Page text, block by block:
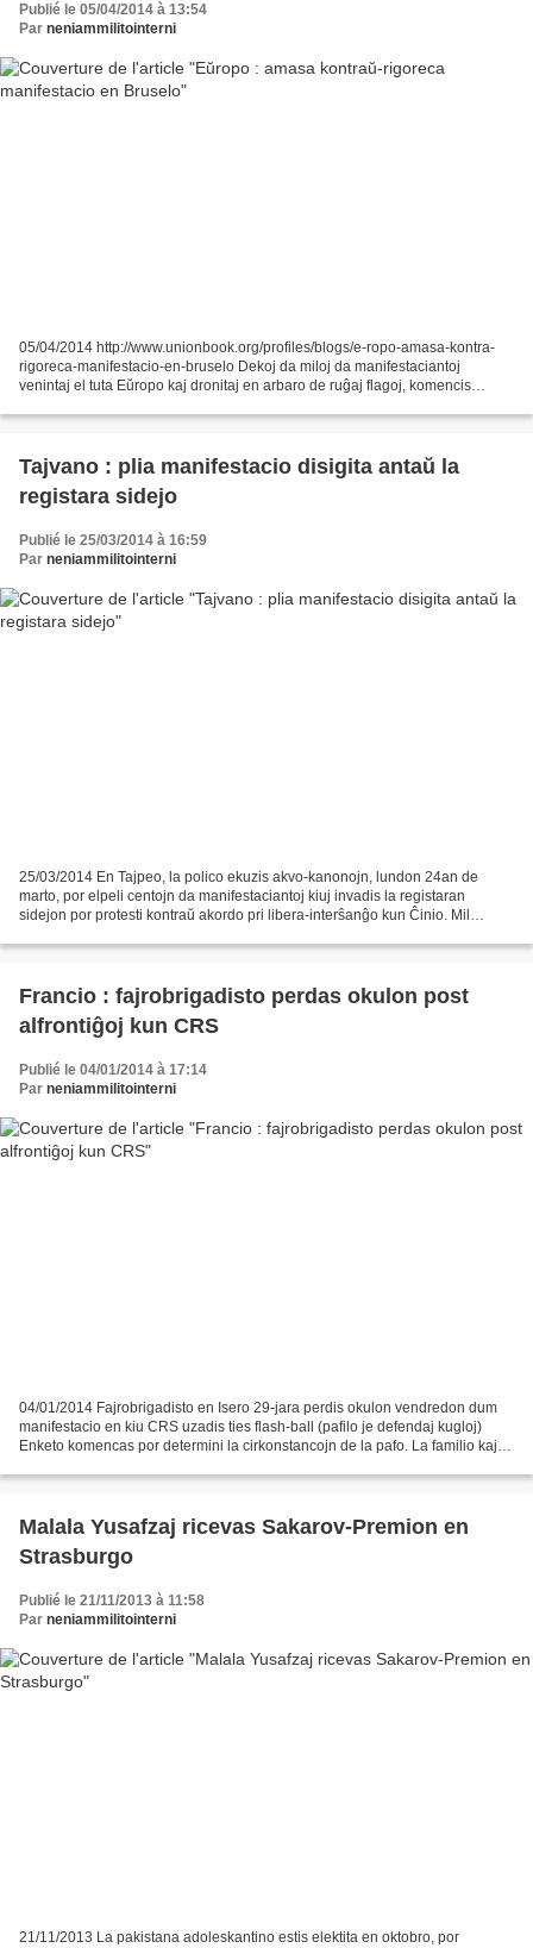
Publié le 05/04/2014 à 13:54
Par neniammilitointerni
05/04/2014 http://www.unionbook.org/profiles/blogs/e-ropo-amasa-kontra-
rigoreca-manifestacio-en-bruselo Dekoj da miloj da manifestaciantoj
venintaj el tuta Eŭropo kaj dronitaj en arbaro de ruĝaj flagoj, komencis
Tajvano : plia manifestacio disigita antaŭ la
registara sidejo
Publié le 25/03/2014 à 16:59
Par neniammilitointerni
25/03/2014 En Tajpeo, la polico ekuzis akvo-kanonojn, lundon 24an de
marto, por elpeli centojn da manifestaciantoj kiuj invadis la registaran
sidejon por protesti kontraŭ akordo pri libera-interŝanĝo kun Ĉinio. Mil
Francio : fajrobrigadisto perdas okulon post
alfrontiĝoj kun CRS
Publié le 04/01/2014 à 17:14
Par neniammilitointerni
04/01/2014 Fajrobrigadisto en Isero 29-jara perdis okulon vendredon dum
manifestacio en kiu CRS uzadis ties flash-ball (pafilo je defendaj kugloj)
Enketo komencas por determini la cirkonstancojn de la pafo. La familio kaj
Malala Yusafzaj ricevas Sakarov-Premion en
Strasburgo
Publié le 21/11/2013 à 11:58
Par neniammilitointerni
21/11/2013 La pakistana adoleskantino estis elektita en oktobro, por